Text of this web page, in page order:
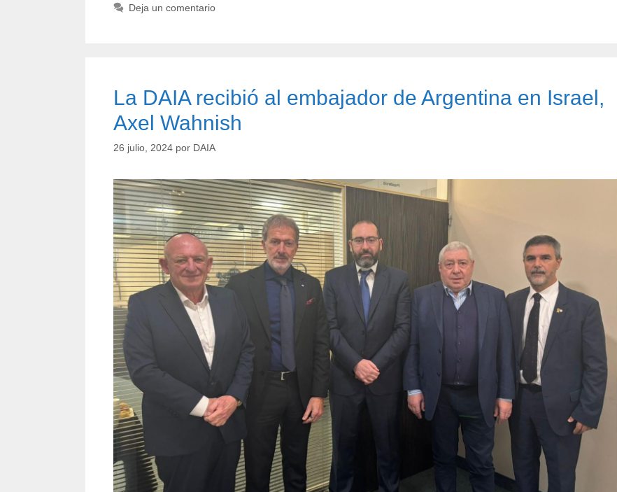
Deja un comentario
La DAIA recibió al embajador de Argentina en Israel,
Axel Wahnish
26 julio, 2024 por DAIA